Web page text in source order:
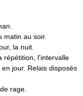
matin au soir.
la nuit.
répétition, l'intervalle
jour. Relais disposés
rage.